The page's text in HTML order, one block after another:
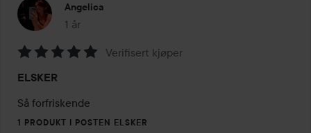
Angelica
1 år
Innlegget ble opprettet 1 år
5
av
5
Verifisert kjøper
ELSKER
Så forfriskende
1 PRODUKT I POSTEN ELSKER